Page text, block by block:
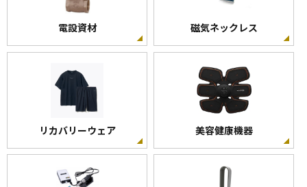
電設資材 磁気ネックレス
リカバリーウェア 美容健康機器